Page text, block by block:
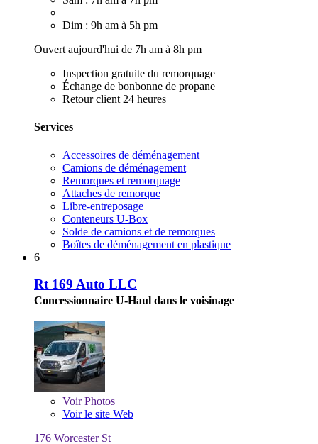
Dim : 9h am à 5h pm
Ouvert aujourd'hui de 7h am à 8h pm
Inspection gratuite du remorquage
Échange de bonbonne de propane
Retour client 24 heures
Services
Accessoires de déménagement
Camions de déménagement
Remorques et remorquage
Attaches de remorque
Libre-entreposage
Conteneurs U-Box
Solde de camions et de remorques
Boîtes de déménagement en plastique
6
Rt 169 Auto LLC
Concessionnaire U-Haul dans le voisinage
VoirPhotos
Voir le site Web
176 Worcester St